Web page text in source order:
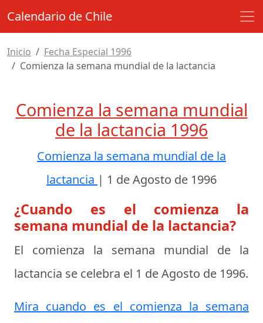
Calendario de Chile
Inicio
Fecha Especial 1996
Comienza la semana mundial de la lactancia
Comienza la semana mundial
de la lactancia 1996
Comienza la semana mundial de la
lactancia | 1 de Agosto de 1996
¿Cuando es el comienza la
semana mundial de la lactancia?
El comienza la semana mundial de la
lactancia se celebra el 1 de Agosto de 1996.
Mira cuando es el comienza la semana